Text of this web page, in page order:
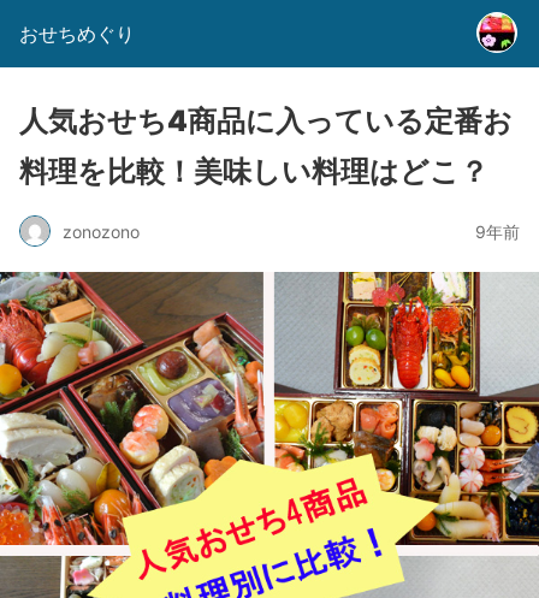
おせちめぐり
人気おせち4商品に入っている定番お
料理を比較！美味しい料理はどこ？
zonozono 9年前